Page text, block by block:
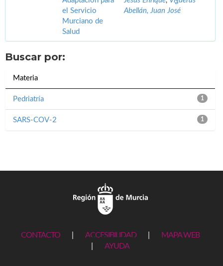
el Servicio
Murciano de
Salud
Abellán, Juan José
Buscar por:
Materia
1
Pedriatría
1
SARS-COV-2
CONTACTO ACCESIBILIDAD
MAPA WEB
AYUDA